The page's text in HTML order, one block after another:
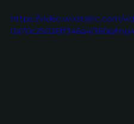
https://video.wixstatic.com/
0a70c25026ff346a4/360p/